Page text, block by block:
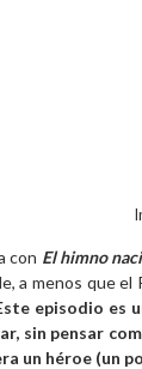
con El himno
a menos que
episodio es
sin pensar
un héroe (un